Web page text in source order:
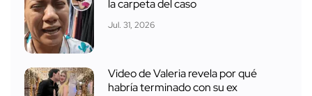
la carpeta del caso
Jul. 31, 2026
Video de Valeria revela por qué
habría terminado con su ex